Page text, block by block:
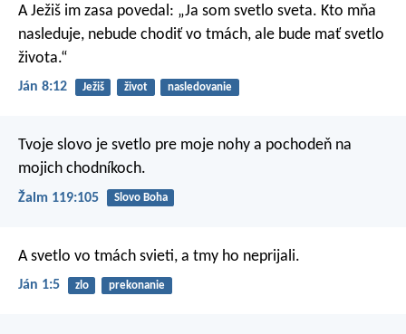
A Ježiš im zasa povedal: „Ja som svetlo sveta. Kto mňa
nasleduje, nebude chodiť vo tmách, ale bude mať svetlo
života.“
Ján 8:12 Ježiš život nasledovanie
Tvoje slovo je svetlo pre moje nohy a pochodeň na
mojich chodníkoch.
Žalm 119:105 Slovo Boha
A svetlo vo tmách svieti, a tmy ho neprijali.
Ján 1:5 zlo prekonanie